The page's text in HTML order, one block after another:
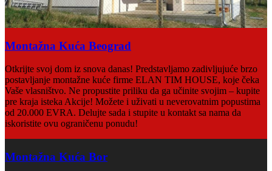
Montažna Kuća Beograd
Otkrijte svoj dom iz snova danas! Predstavljamo zadivljujuće brzo
postavljanje montažne kuće firme ELAN TIM HOUSE, koje čeka
Vaše vlasništvo. Ne propustite priliku da ga učinite svojim – kupite
pre kraja isteka Akcije! Možete i uživati u neverovatnim popustima
od 20.000 EVRA. Delujte sada i stupite u kontakt sa nama da
iskoristite ovu ograničenu ponudu!
Montažna Kuća Bor